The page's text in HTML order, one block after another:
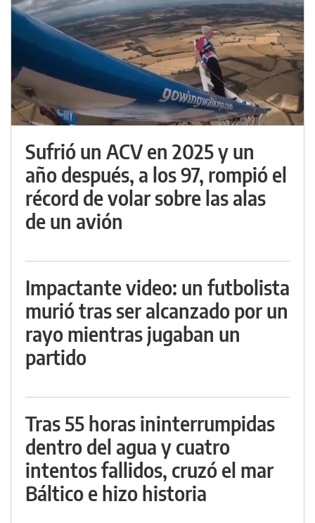
Sufrió un ACV en 2025 y un
año después, a los 97, rompió el
récord de volar sobre las alas
de un avión
Impactante video: un futbolista
murió tras ser alcanzado por un
rayo mientras jugaban un
partido
Tras 55 horas ininterrumpidas
dentro del agua y cuatro
intentos fallidos, cruzó el mar
Báltico e hizo historia